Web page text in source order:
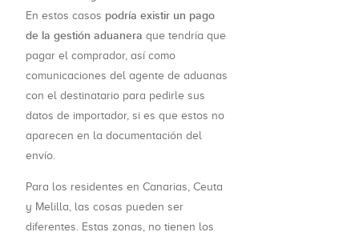
En estos casos podría existir un pago
de la gestión aduanera que tendría que
pagar el comprador, así como
comunicaciones del agente de aduanas
con el destinatario para pedirle sus
datos de importador, si es que estos no
aparecen en la documentación del
envío.
Para los residentes en Canarias, Ceuta
y Melilla, las cosas pueden ser
diferentes. Estas zonas, no tienen los